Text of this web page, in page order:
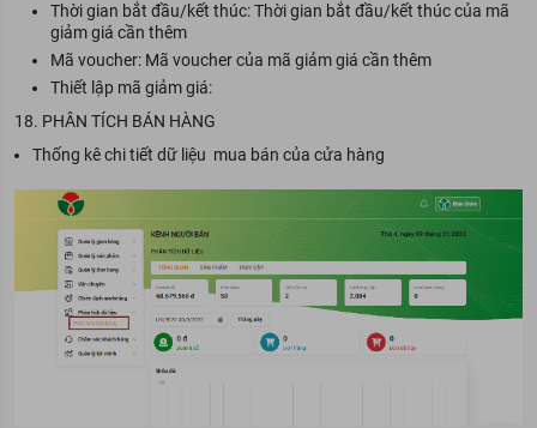
Thời gian bắt đầu/kết thúc: Thời gian bắt đầu/kết thúc của mã
giảm giá cần thêm
Mã voucher: Mã voucher của mã giảm giá cần thêm
Thiết lập mã giảm giá:
18. PHÂN TÍCH BÁN HÀNG
Thống kê chi tiết dữ liệu mua bán của cửa hàng